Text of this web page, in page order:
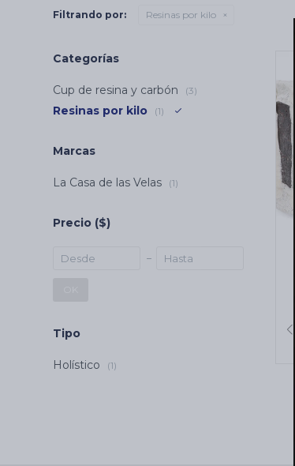
Filtrando por: Resinas por kilo
Categorías
Cup de resina y carbón (3)
Resinas por kilo (1)
Marcas
La Casa de las Velas (1)
Precio ($)
Tipo
Holístico (1)